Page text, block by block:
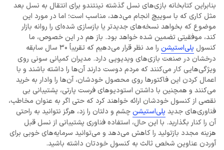
بنابراین کتابخانه بازی‌های نسل گذشته نینتندو برای انتقال به نسل بعد
مثل کاری که با سوییچ انجام می‌دهد، مناسب است؛ اما در مورد این
موضوع که بخواهد نسخه‌های جدیدتر یا بازسازی شده‌ای را روانه بازار
کند، موفقیتی تضمین شده خواهد بود. باز هم در این خصوص، ما
کنسول پلی‌استیشن
را مد نظر قرار می‌دهیم که تقریباً 30 سال سابقه
درخشان در صنعت بازی‌های ویدیویی دارد. مدیران کمپانی سونی روی
ویژگی‌هایی کار می‌کنند که مردم دوست دارند آن‌ها را داشته باشند و با
اعمال کردن این فاکتورها روی محصول خودشان، آن‌ها را وادار به خرید
می‌کنند و همچنین با داشتن استودیوهای فرست پارتی، پشتیبانی بی
نقصی از کنسول خودشان ارائه خواهند کرد که حتی اگر به عنوان مخاطب،
فناوری‌های جدید پلی‌استیشنچشم و دلتان را زد، هرگز نتوانید به راحتی
آن را کنار بگذارید. با این حال، استفاده فناوری پشتیبانی از نسل قبل
هزینه مجدد بازتولید را کاهش می‌دهد و می‌توانید سرمایه‌های خوبی برای
آوردن عناوین شخص ثالث به کنسول خودتان داشته باشید.